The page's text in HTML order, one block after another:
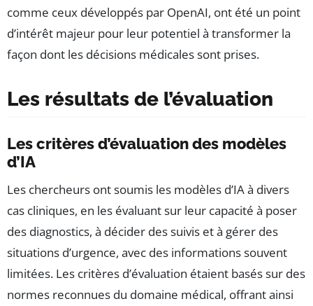
comme ceux développés par OpenAI, ont été un point
d’intérêt majeur pour leur potentiel à transformer la
façon dont les décisions médicales sont prises.
Les résultats de l’évaluation
Les critères d’évaluation des modèles
d’IA
Les chercheurs ont soumis les modèles d’IA à divers
cas cliniques, en les évaluant sur leur capacité à poser
des diagnostics, à décider des suivis et à gérer des
situations d’urgence, avec des informations souvent
limitées. Les critères d’évaluation étaient basés sur des
normes reconnues du domaine médical, offrant ainsi